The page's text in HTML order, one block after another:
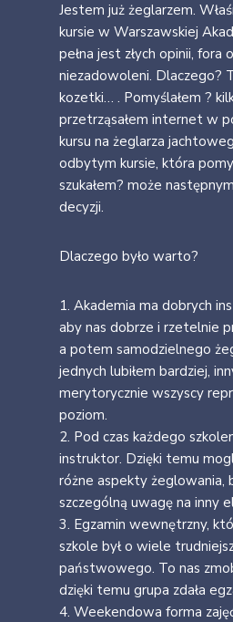
Jestem już żeglarzem.
kursie w Warszawskiej
pełna jest złych opinii, fora
niezadowoleni. Dlaczego?
kozetki… . Pomyślałem ?
przetrząsałem internet w
kursu na żeglarza
odbytym kursie, która
szukałem? może
decyzji.
Dlaczego było warto?
1. Akademia ma dobrych
aby nas dobrze i rzetelnie
a potem samodzielnego
jednych lubiłem bardziej,
merytorycznie wszyscy
poziom.
2. Pod czas każdego
instruktor. Dzięki temu
różne aspekty żeglowania,
szczególną uwagę na inny
3. Egzamin wewnętrzny,
szkole był o wiele
państwowego. To nas
dzięki temu grupa zdała
4. Weekendowa forma